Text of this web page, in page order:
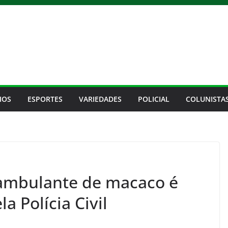
ESPORTES VARIEDADES POLICIAL
de macaco é
Polícia Civil